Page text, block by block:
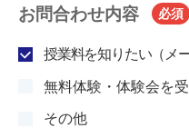
お問合わせ内容 必須
授業料を知りたい（メ
無料体験・体験会を
その他